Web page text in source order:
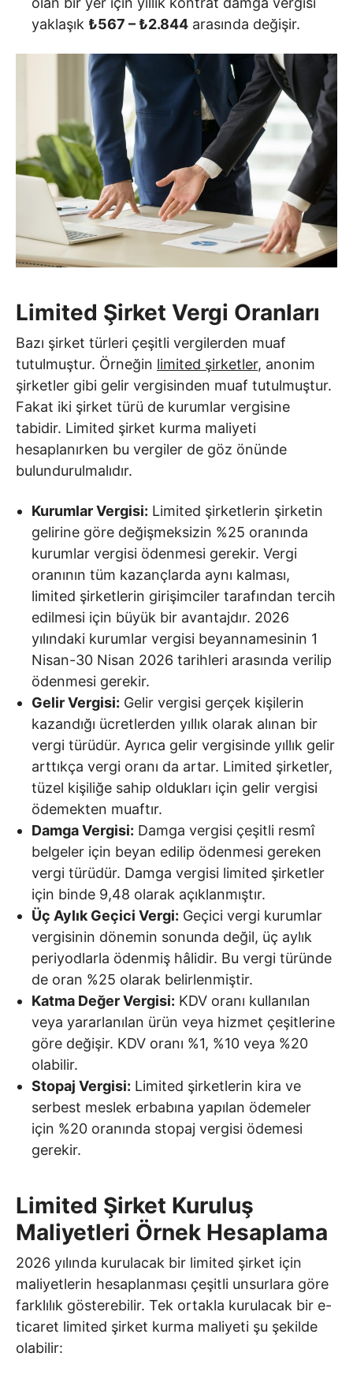
yaklaşık ₺567 – ₺2.844 arasında değişir.
Limited Şirket Vergi Oranları
Bazı şirket türleri çeşitli vergilerden muaf
tutulmuştur. Örneğin limited şirketler, anonim
şirketler gibi gelir vergisinden muaf tutulmuştur.
Fakat iki şirket türü de kurumlar vergisine
tabidir. Limited şirket kurma maliyeti
hesaplanırken bu vergiler de göz önünde
bulundurulmalıdır.
Kurumlar Vergisi: Limited şirketlerin şirketin
gelirine göre değişmeksizin %25 oranında
kurumlar vergisi ödenmesi gerekir. Vergi
oranının tüm kazançlarda aynı kalması,
limited şirketlerin girişimciler tarafından tercih
edilmesi için büyük bir avantajdır. 2026
yılındaki kurumlar vergisi beyannamesinin 1
Nisan-30 Nisan 2026 tarihleri arasında verilip
ödenmesi gerekir.
Gelir Vergisi: Gelir vergisi gerçek kişilerin
kazandığı ücretlerden yıllık olarak alınan bir
vergi türüdür. Ayrıca gelir vergisinde yıllık gelir
arttıkça vergi oranı da artar. Limited şirketler,
tüzel kişiliğe sahip oldukları için gelir vergisi
ödemekten muaftır.
Damga Vergisi: Damga vergisi çeşitli resmî
belgeler için beyan edilip ödenmesi gereken
vergi türüdür. Damga vergisi limited şirketler
için binde 9,48 olarak açıklanmıştır.
Üç Aylık Geçici Vergi: Geçici vergi kurumlar
vergisinin dönemin sonunda değil, üç aylık
periyodlarla ödenmiş hâlidir. Bu vergi türünde
de oran %25 olarak belirlenmiştir.
Katma Değer Vergisi: KDV oranı kullanılan
veya yararlanılan ürün veya hizmet çeşitlerine
göre değişir. KDV oranı %1, %10 veya %20
olabilir.
Stopaj Vergisi: Limited şirketlerin kira ve
serbest meslek erbabına yapılan ödemeler
için %20 oranında stopaj vergisi ödemesi
gerekir.
Limited Şirket Kuruluş
Maliyetleri Örnek Hesaplama
2026 yılında kurulacak bir limited şirket için
maliyetlerin hesaplanması çeşitli unsurlara göre
farklılık gösterebilir. Tek ortakla kurulacak bir e-
ticaret limited şirket kurma maliyeti şu şekilde
olabilir: